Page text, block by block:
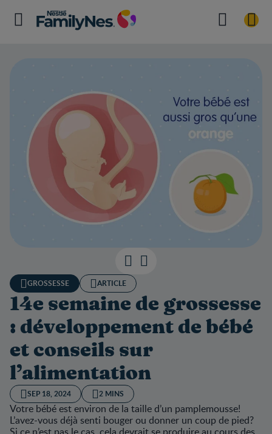
GROSSESSE ARTICLE
14e semaine de grossesse
: développement de bébé
et conseils sur
l’alimentation
SEP 18, 2024 2 MINS
Votre bébé est environ de la taille d’un pamplemousse!
L’avez-vous déjà senti bouger ou donner un coup de pied?